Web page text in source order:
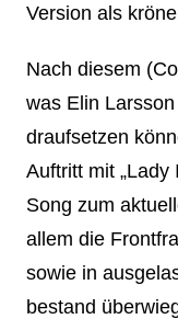
Version als
Nach diesem
was Elin
draufsetzen
Auftritt mit „Lady
Song zum
allem die
sowie in
bestand